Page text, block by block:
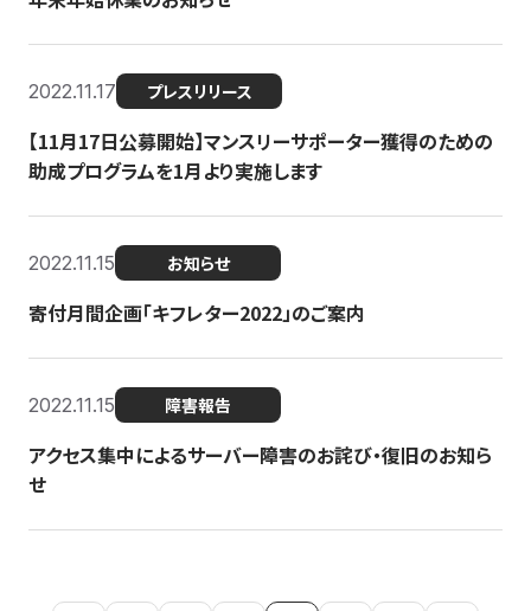
2022.11.17 プレスリリース
【11月17日公募開始】マンスリーサポーター獲得のための
助成プログラムを1月より実施します
2022.11.15 お知らせ
寄付月間企画「キフレター2022」のご案内
2022.11.15 障害報告
アクセス集中によるサーバー障害のお詫び・復旧のお知ら
せ